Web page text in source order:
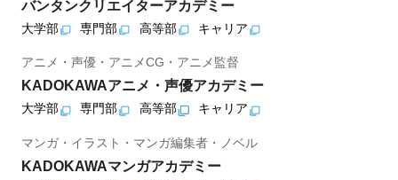
バンタンクリエイターアカデミー
大学部 専門部 高等部 キャリア
アニメ・声優・アニメCG・アニメ監督
KADOKAWAアニメ・声優アカデミー
大学部 専門部 高等部 キャリア
マンガ・イラスト・マンガ編集者・ノベル
KADOKAWAマンガアカデミー